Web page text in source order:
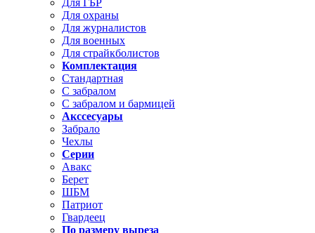
Для ГБР
Для охраны
Для журналистов
Для военных
Для страйкболистов
Комплектация
Стандартная
С забралом
С забралом и бармицей
Акссесуары
Забрало
Чехлы
Серии
Авакс
Берет
ШБМ
Патриот
Гвардеец
По размеру выреза